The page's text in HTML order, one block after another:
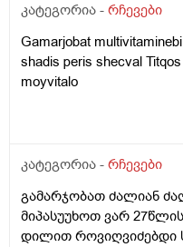
კატეგორია - რჩევები
Gamarjobat
shadis peris shecval
moyvitalo
კატეგორია - რჩევები
გამარჯობათ ძალიან
მიპასუუხოთ ვარ
დილით როვიღვიძებდი